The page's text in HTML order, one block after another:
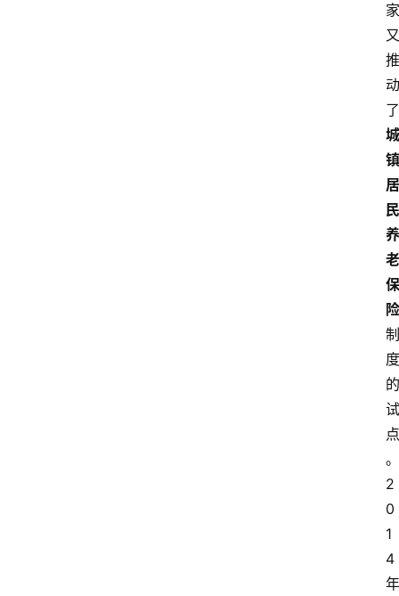
家
又
推
动
了
城
镇
居
民
养
老
保
险
制
度
的
试
点
。
2
0
1
4
年